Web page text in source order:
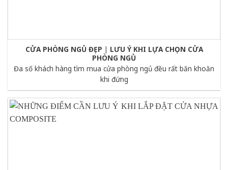
CỬA PHÒNG NGỦ ĐẸP | LƯU Ý KHI LỰA CHỌN CỬA
PHÒNG NGỦ
Đa số khách hàng tìm mua cửa phòng ngủ đều rất băn khoăn
khi đứng